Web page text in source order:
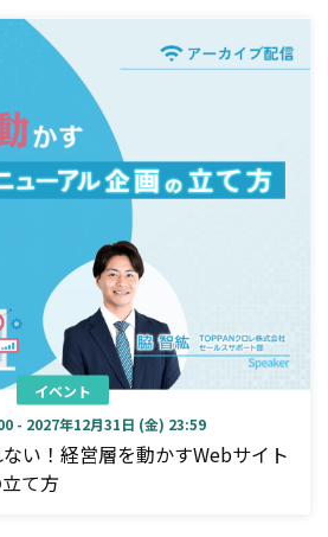
イベント
- 2027年12月31日 (金) 23:59
い！経営層を動かすWebサイト
て方